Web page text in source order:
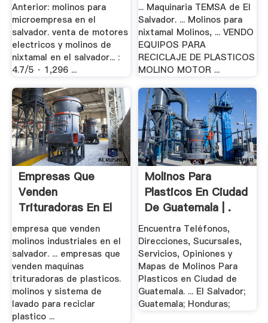
Anterior: molinos para
microempresa en el
salvador. venta de motores
electricos y molinos de
nixtamal en el salvador... :
4.7/5 · 1,296 ...
... Maquinaria TEMSA de El
Salvador. ... Molinos para
nixtamal Molinos, ... VENDO
EQUIPOS PARA
RECICLAJE DE PLASTICOS
MOLINO MOTOR ...
Empresas Que
Venden
Trituradoras En El
Salvador
empresa que venden
molinos industriales en el
salvador. ... empresas que
venden maquinas
trituradoras de plasticos.
molinos y sistema de
lavado para reciclar
plastico ...
Molinos Para
Plasticos En Ciudad
De Guatemala | .
Encuentra Teléfonos,
Direcciones, Sucursales,
Servicios, Opiniones y
Mapas de Molinos Para
Plasticos en Ciudad de
Guatemala. ... El Salvador;
Guatemala; Honduras;